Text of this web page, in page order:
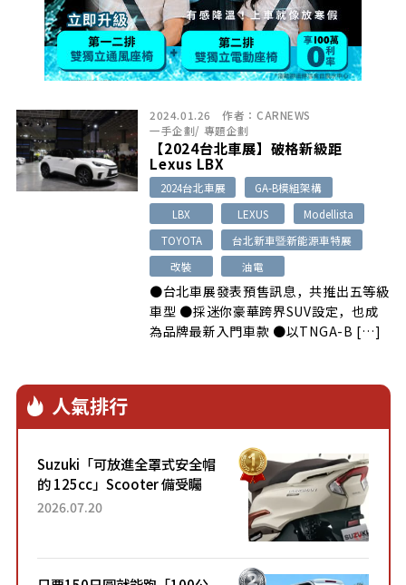
2024.01.26 作者： CARNEWS
一手企劃/ 專題企劃
【2024台北車展】破格新級距
Lexus LBX
2024台北車展
GA-B模組架構
LBX
LEXUS
Modellista
TOYOTA
台北新車暨新能源車特展
改裝
油電
●台北車展發表預售訊息，共推出五等級
車型 ●採迷你豪華跨界SUV設定，也成
為品牌最新入門車款 ●以TNGA-B […]
人氣排行
Suzuki「可放進全罩式安全帽
的 125cc」Scooter 備受矚
目！採用全新流線設計與各項
2026.07.20